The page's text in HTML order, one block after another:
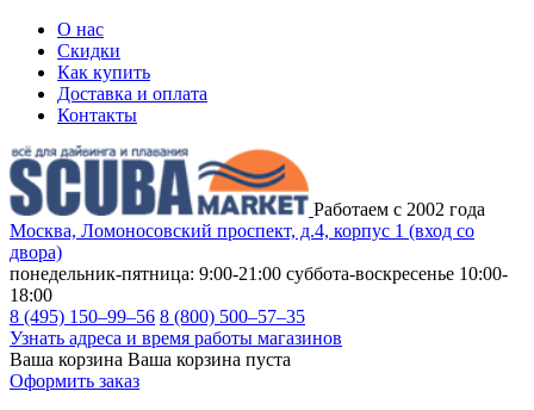
О нас
Скидки
Как купить
Доставка и оплата
Контакты
Работаем с 2002 года
Москва, Ломоносовский проспект, д.4, корпус 1 (вход со
двора)
понедельник-пятница: 9:00-21:00 суббота-воскресенье 10:00-
18:00
8 (495) 150–99–56 8 (800) 500–57–35
Узнать адреса и время работы магазинов
Ваша корзина Ваша корзина пуста
Оформить заказ